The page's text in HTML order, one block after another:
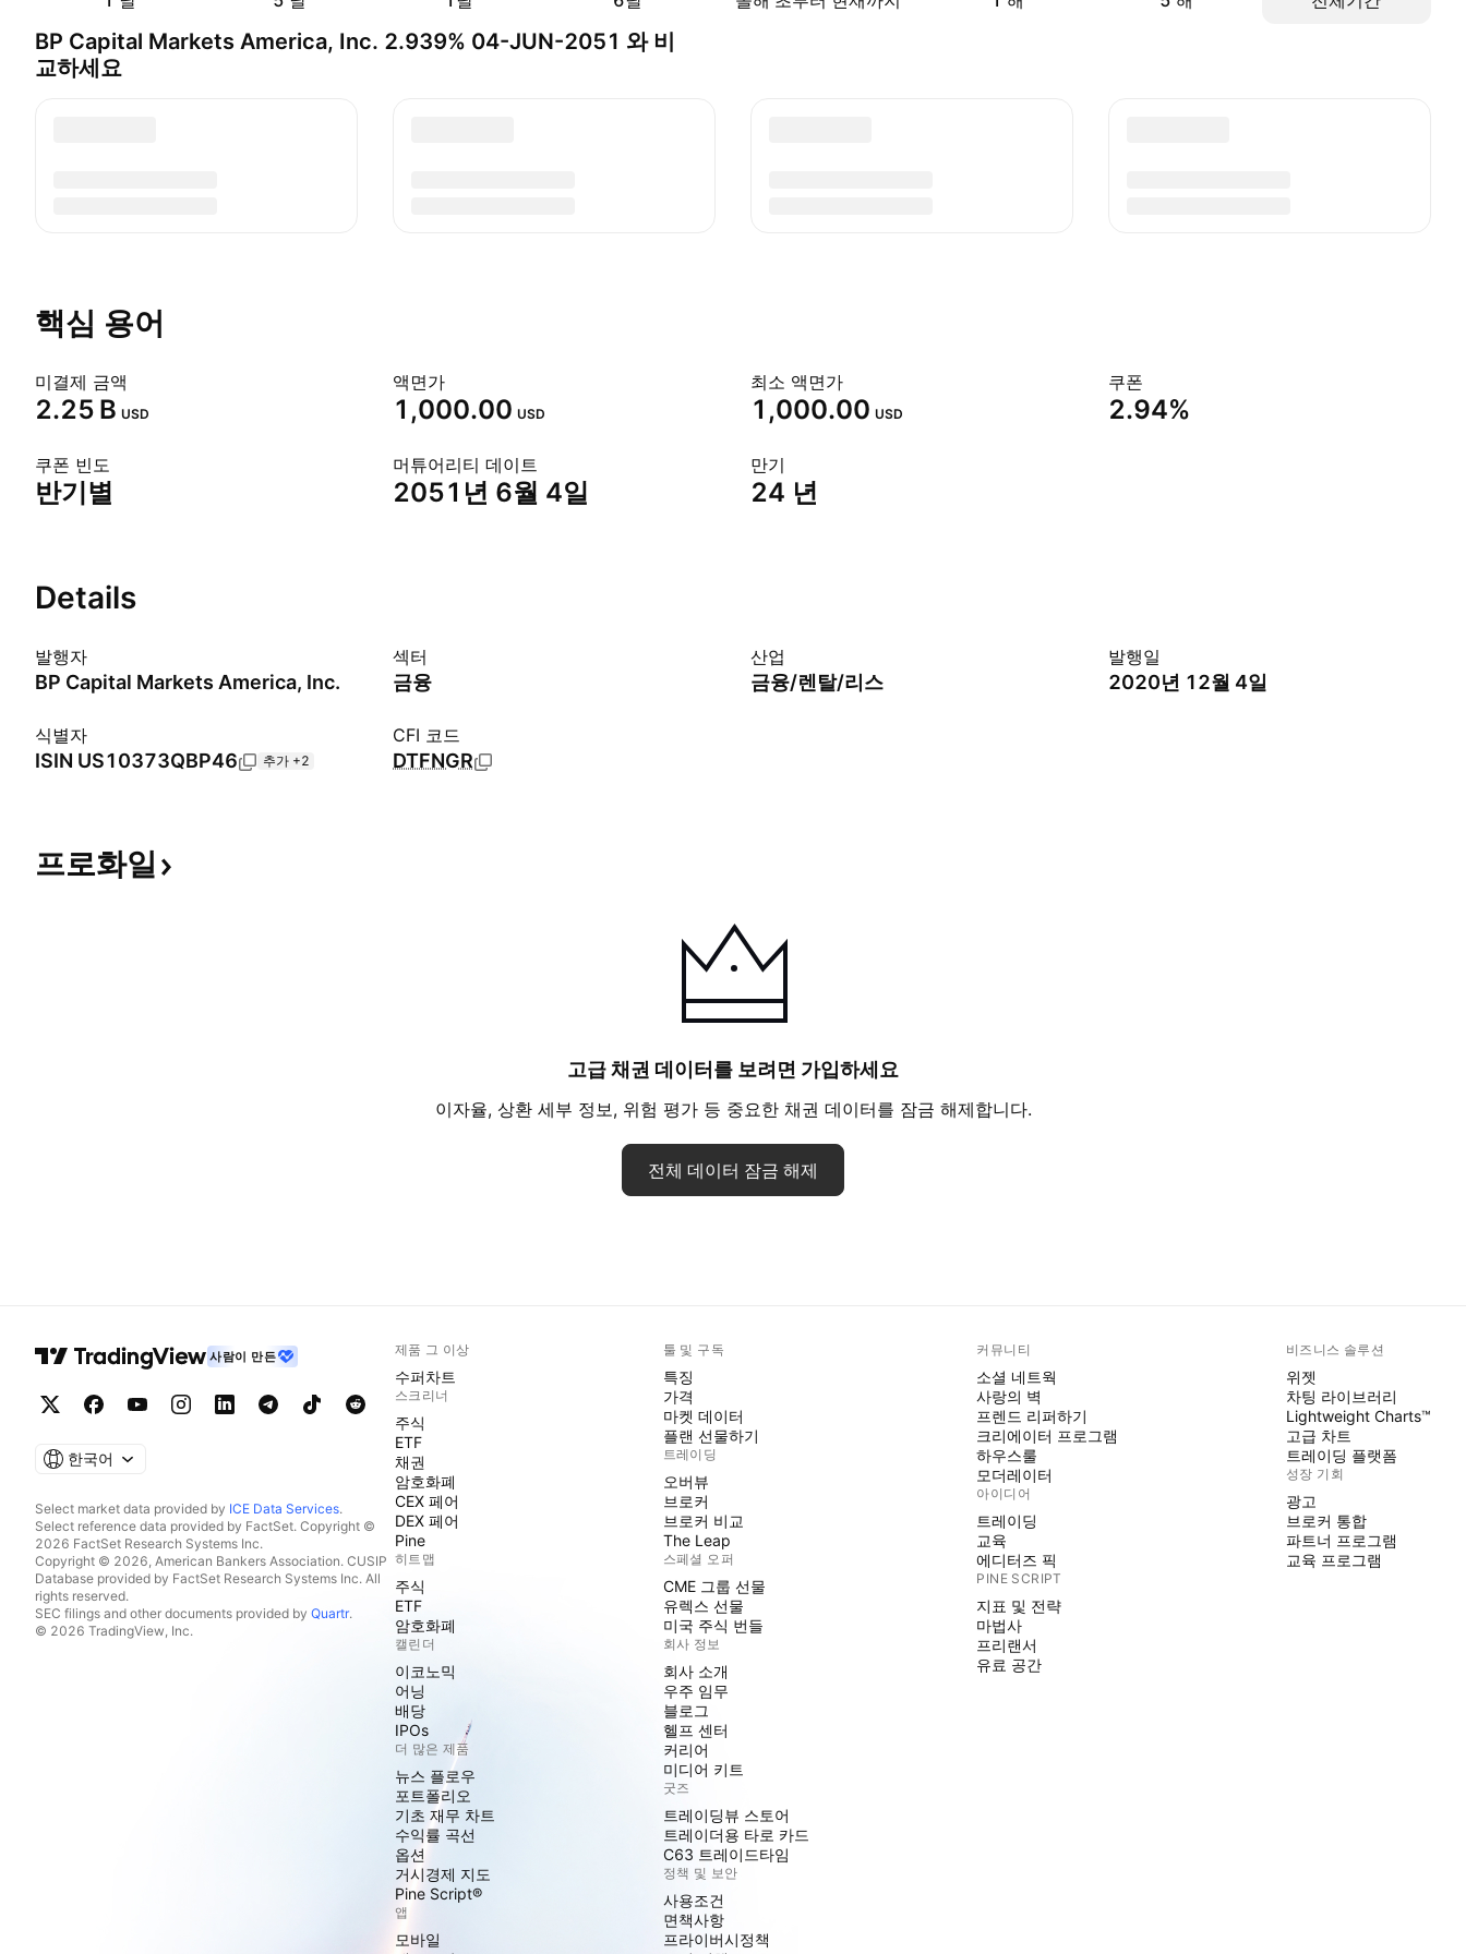
BP Capital Markets America, Inc. 2.939% 04-JUN-2051 와 비
교하세요
핵심 용어
미결제 금액
‪2.25 B‬ USD
액면가
1,000.00 USD
최소 액면가
1,000.00 USD
쿠폰
2.94%
쿠폰 빈도
반기별
머튜어리티 데이트
2051년 6월 4일
만기
24 년
Details
발행자
BP Capital Markets America, Inc.
섹터
금융
산업
금융/렌탈/리스
발행일
2020년 12월 4일
식별자
ISIN US10373QBP46 추가 +2
CFI 코드
DTFNGR
프로화일
고급 채권 데이터를 보려면 가입하세요
이자율, 상환 세부 정보, 위험 평가 등 중요한 채권 데이터를 잠금 해제합니다.
전체 데이터 잠금 해제
사람이 만든
한국어
Select market data provided by ICE Data Services.
Select reference data provided by FactSet. Copyright ©
2026 FactSet Research Systems Inc.
Copyright © 2026, American Bankers Association. CUSIP
Database provided by FactSet Research Systems Inc. All
rights reserved.
SEC filings and other documents provided by Quartr.
© 2026 TradingView, Inc.
제품 그 이상
수퍼차트
스크리너
주식
ETF
채권
암호화폐
CEX 페어
DEX 페어
Pine
히트맵
주식
ETF
암호화폐
캘린더
이코노믹
어닝
배당
IPOs
더 많은 제품
뉴스 플로우
포트폴리오
기초 재무 차트
수익률 곡선
옵션
거시경제 지도
Pine Script®
앱
모바일
툴 및 구독
특징
가격
마켓 데이터
플랜 선물하기
트레이딩
오버뷰
브로커
브로커 비교
The Leap
스페셜 오퍼
CME 그룹 선물
유렉스 선물
미국 주식 번들
회사 정보
회사 소개
우주 임무
블로그
헬프 센터
커리어
미디어 키트
굿즈
트레이딩뷰 스토어
트레이더용 타로 카드
C63 트레이드타임
정책 및 보안
사용조건
면책사항
프라이버시정책
커뮤니티
소셜 네트웍
사랑의 벽
프렌드 리퍼하기
크리에이터 프로그램
하우스룰
모더레이터
아이디어
트레이딩
교육
에디터즈 픽
PINE SCRIPT
지표 및 전략
마법사
프리랜서
유료 공간
비즈니스 솔루션
위젯
차팅 라이브러리
Lightweight Charts™
고급 차트
트레이딩 플랫폼
성장 기회
광고
브로커 통합
파트너 프로그램
교육 프로그램